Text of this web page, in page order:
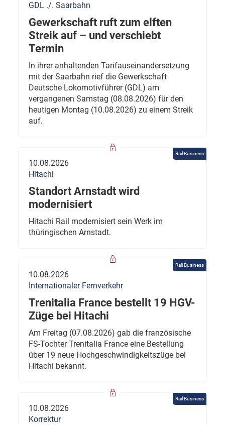
GDL ./. Saarbahn
Gewerkschaft ruft zum elften
Streik auf – und verschiebt
Termin
In ihrer anhaltenden Tarifauseinandersetzung
mit der Saarbahn rief die Gewerkschaft
Deutsche Lokomotivführer (GDL) am
vergangenen Samstag (08.08.2026) für den
heutigen Montag (10.08.2026) zu einem Streik
auf.
Rail Business
10.08.2026
Hitachi
Standort Arnstadt wird
modernisiert
Hitachi Rail modernisiert sein Werk im
thüringischen Arnstadt.
Rail Business
10.08.2026
Internationaler Fernverkehr
Trenitalia France bestellt 19 HGV-
Züge bei Hitachi
Am Freitag (07.08.2026) gab die französische
FS-Tochter Trenitalia France eine Bestellung
über 19 neue Hochgeschwindigkeitszüge bei
Hitachi bekannt.
Rail Business
10.08.2026
Korrektur